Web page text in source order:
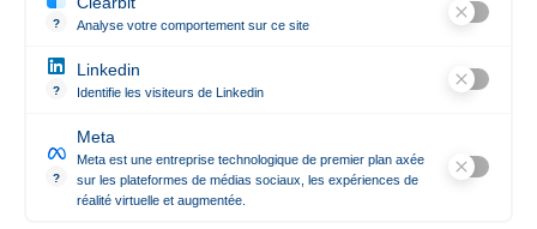
Contact
Notre société 
? Analyse votre comportement sur ce site
?
Linkedin
Identifie les visiteurs de Linkedin
?
Meta
Meta est une entreprise technologique de premier plan axée
sur les plateformes de médias sociaux, les expériences de
réalité virtuelle et augmentée.